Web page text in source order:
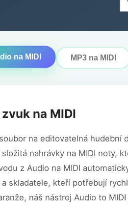
na MIDI MP3 na MIDI
na MIDI
na editovatelná hudební
složitá nahrávky na MIDI noty,
z Audio na MIDI
skladatele, kteří potřebují
náš nástroj Audio to